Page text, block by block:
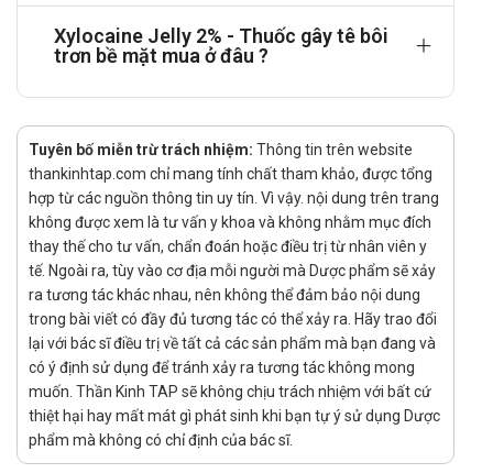
Khi mức độ gây tê là thực sự quan trọng, ví dụ trong quá trình
thăm dò bằng ống thông hoặc soi bàng quang, một lượng lớn
thuốc (ví dụ 30 - 40 ml = 600 - 800 mg lidocaine
hydrochloride) có thể được bơm thành 3 - 4 phân liều và để
thuốc tác dụng trong vòng 10 phút trước khi đưa dụng cụ vào.
Thuốc được bơm vào bàng quang cũng có hiệu lực cho các
thủ thuật tại chỗ.
Gây tê bề mặt niệu đạo ở người nữ trưởng thành: Bơm 5 -
10ml (= 100 - 200 mg lidocaine hydrochloride) thuốc thành
từng phân liều nhỏ để làm đầy niệu đạo. Để đạt hiệu quả gây
tê đầy đủ, cần đợi vài phút trước khi thực hiện thủ thuật niệu
Nội soi: Bơm liều 10 - 20 ml (= 200 - 400 mg lidocaine
hydrochloride) đủ để giảm đau và có thể sử dụng một lượng
nhỏ để bôi trơn dụng cụ. Khi sử dụng phối hợp với các chế
Xylocaine Jelly 2% - Thuốc gây tê bôi
trơn bề mặt mua ở đâu ?
Tuyên bố miễn trừ trách nhiệm: Thông tin trên website
thankinhtap.com chỉ mang tính chất tham khảo, được tổng
hợp từ các nguồn thông tin uy tín. Vì vậy. nội dung trên trang
không được xem là tư vấn y khoa và không nhằm mục đích
thay thế cho tư vấn, chẩn đoán hoặc điều trị từ nhân viên y
tế. Ngoài ra, tùy vào cơ địa mỗi người mà Dược phẩm sẽ xảy
ra tương tác khác nhau, nên không thể đảm bảo nội dung
trong bài viết có đầy đủ tương tác có thể xảy ra. Hãy trao đổi
lại với bác sĩ điều trị về tất cả các sản phẩm mà bạn đang và
có ý định sử dụng để tránh xảy ra tương tác không mong
muốn. Thần Kinh TAP sẽ không chịu trách nhiệm với bất cứ
thiệt hại hay mất mát gì phát sinh khi bạn tự ý sử dụng Dược
phẩm mà không có chỉ định của bác sĩ.